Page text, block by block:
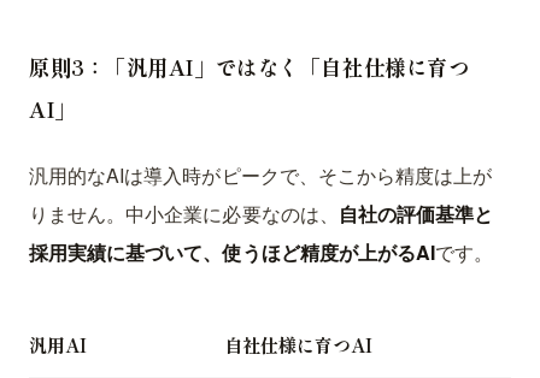
原則3：「汎用AI」ではなく「自社仕様に育つ
AI」
汎用的なAIは導入時がピークで、そこから精度は上が
りません。中小企業に必要なのは、 自社の評価基準と
採用実績に基づいて、使うほど精度が上がるAIです。
汎用AI 自社仕様に育つAI